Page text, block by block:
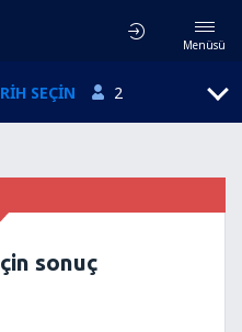
Menüsü
SEÇIN 2
sonuç